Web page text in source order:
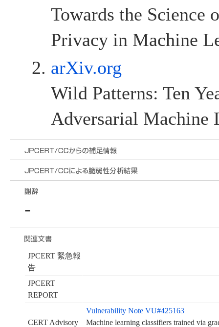
Towards the Science
Privacy in Machine
arXiv.org
Wild Patterns: Ten
Adversarial Machine
-
JPCERT 緊急報
告
JPCERT
REPORT
CERT Advisory
Vulnerability Note VU#425163
Machine learning classifiers trained via